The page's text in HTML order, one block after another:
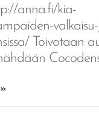
anna.fi/kia-
Toivotaan